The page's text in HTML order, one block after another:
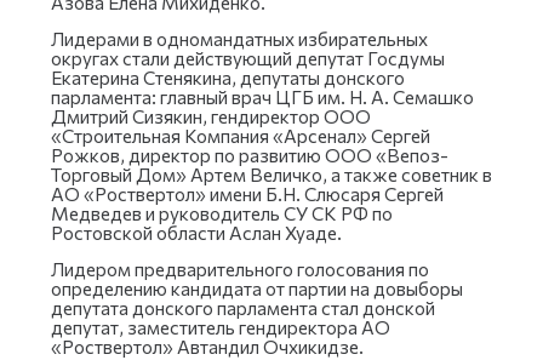
Лидерами в одномандатных избирательных
округах стали действующий депутат Госдумы
Екатерина Стенякина, депутаты донского
парламента: главный врач ЦГБ им. Н. А. Семашко
Дмитрий Сизякин, гендиректор ООО
«Строительная Компания «Арсенал» Сергей
Рожков, директор по развитию ООО «Вепоз-
Торговый Дом» Артем Величко, а также советник в
АО «Роствертол» имени Б.Н. Слюсаря Сергей
Медведев и руководитель СУ СК РФ по
Ростовской области Аслан Хуаде.
Лидером предварительного голосования по
определению кандидата от партии на довыборы
депутата донского парламента стал донской
депутат, заместитель гендиректора АО
«Роствертол» Автандил Очхикидзе.